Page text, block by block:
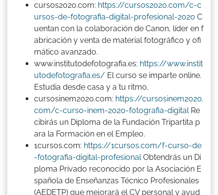
cursos2020.com: https://cursos2020.com/c-c
ursos-de-fotografia-digital-profesional-2020 C
uentan con la colaboración de Canon, líder en f
abricación y venta de material fotográfico y ofi
mático avanzado.
www.institutodefotografia.es: https://www.instit
utodefotografia.es/ El curso se imparte online.
Estudia desde casa y a tu ritmo.
cursosinem2020.com: https://cursosinem2020.
com/c-curso-inem-2020-fotografia-digitalRe
cibirás un Diploma de la Fundación Tripartita p
ara la Formación en el Empleo.
1cursos.com: https://1cursos.com/f-curso-de
-fotografia-digital-profesionalObtendrás un Di
ploma Privado reconocido por la Asociación E
spañola de Enseñanzas Técnico Profesionales
(AEDETP) que mejorará el CV personal y ayud